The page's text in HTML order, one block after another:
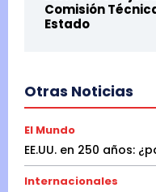
Comisión
Estado
Otras Noticias
El Mundo
EE.UU. en 250 años:
Internacionales